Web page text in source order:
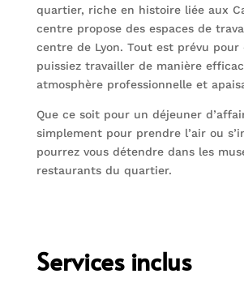
quartier, riche en histoire liée aux
centre propose des espaces de
centre de Lyon. Tout est prévu pour
puissiez travailler de manière
atmosphère professionnelle et
Que ce soit pour un déjeuner
simplement pour prendre l’air ou
pourrez vous détendre dans les
restaurants du quartier.
Services inclus